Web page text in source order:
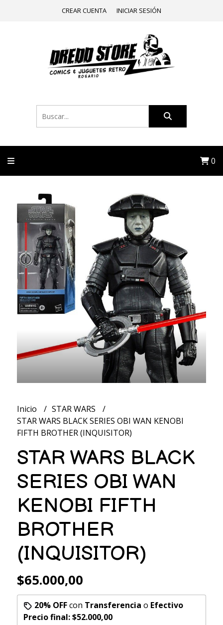
CREAR CUENTA INICIAR SESIÓN
0
Inicio
STAR WARS
STAR WARS BLACK SERIES OBI WAN KENOBI
FIFTH BROTHER (INQUISITOR)
STAR WARS BLACK
SERIES OBI WAN
KENOBI FIFTH
BROTHER
(INQUISITOR)
$65.000,00
20% OFFcon Transferencia o Efectivo
Precio final:$52.000,00